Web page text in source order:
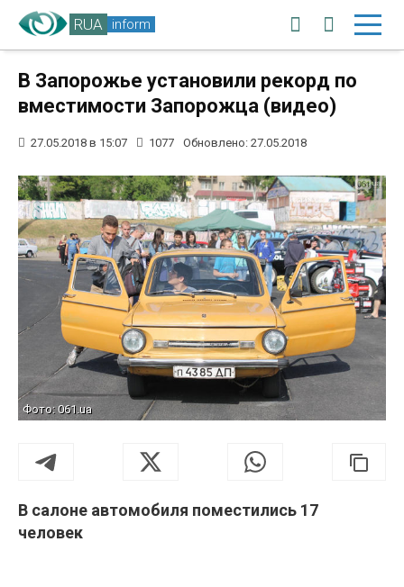
RUA inform
В Запорожье установили рекорд по
вместимости Запорожца (видео)
27.05.2018 в 15:07 1077 Обновлено: 27.05.2018
Фото: 061.ua
В салоне автомобиля поместились 17
человек